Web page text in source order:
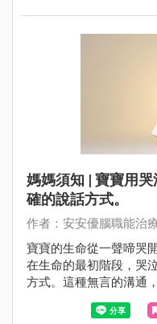
媽媽須知 | 寶寶用
確的說話方式。
作者：安安優腦職能治
寶寶的生命從一聲啼哭
在生命的最初階段，哭
方式。這種無言的溝通
自我語言訓練的基礎。
為複雜的情感表達，寶